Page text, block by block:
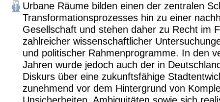
Urbane Räume bilden einen der zentralen
Transformationsprozesses hin zu einer
Gesellschaft und stehen daher zu Recht im
zahlreicher wissenschaftlicher
und politischer Rahmenprogramme. In den
Jahren wurde jedoch auch der in
Diskurs über eine zukunftsfähige
zunehmend vor dem Hintergrund von